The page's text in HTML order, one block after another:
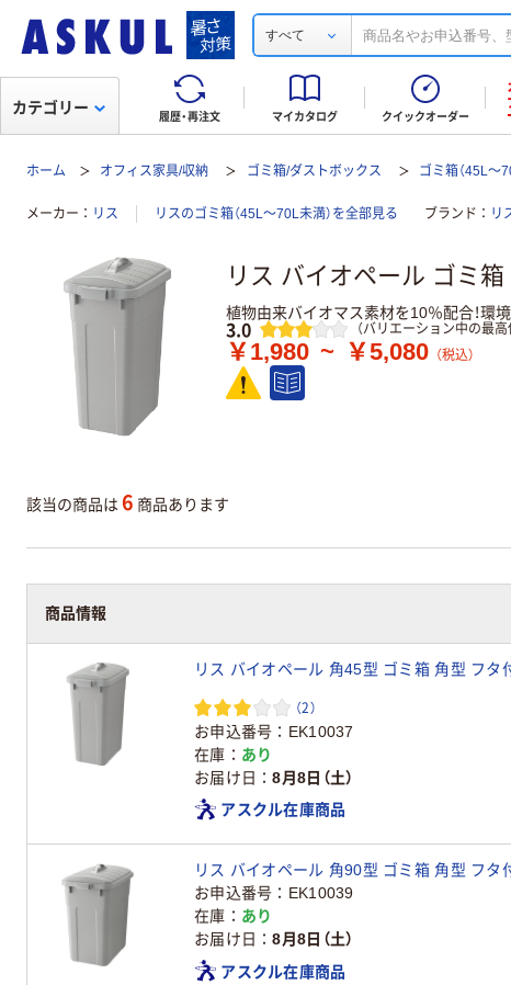
すべて
履歴・再注文 マイカタログ クイックオーダー
カテゴリー
ホーム オフィス家具/収納 ゴミ箱/ダストボックス ゴミ箱（45L～
メーカー リス リスのゴミ箱（45L～70L未満）を全部見る ブランド リ
リス バイオペール ゴミ
植物由来バイオマス素材を10％配合！環
レビュー
3.0 （バリエーション中の最高
￥1,980 ~ ￥5,080 （税込）
該当の商品は 6 商品あります
商品情報
リス バイオペール 角45型 ゴミ箱 角型 フタ
（2）
お申込番号
EK10037
在庫
あり
お届け日
8月8日（土）
アスクル在庫商品
リス バイオペール 角90型 ゴミ箱 角型 フタ
お申込番号
EK10039
在庫
あり
お届け日
8月8日（土）
アスクル在庫商品